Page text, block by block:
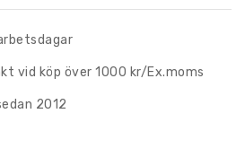
vid köp över 1000 kr/Ex.moms
2012